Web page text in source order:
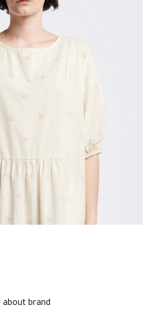
about brand